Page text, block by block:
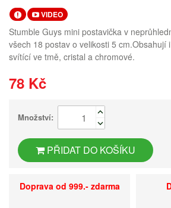
VIDEO
Stumble Guys mini postavička v
všech 18 postav o velikosti 5 cm.Obsahují
svítící ve tmě, cristal a chromové.
78 Kč
Množství:
PŘIDAT DO KOŠÍKU
Doprava od 999.- zdarma